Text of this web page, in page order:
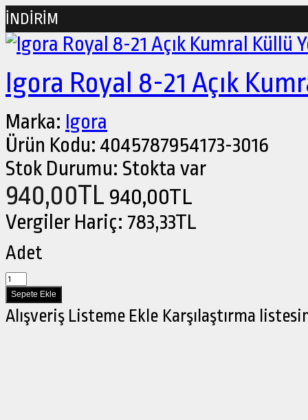
İNDİRİM
Igora Royal 8-21 Açık
Marka: Igora
Ürün Kodu: 4045787954173-3016
Stok Durumu: Stokta var
940,00TL 940,00TL
Vergiler Hariç: 783,33TL
Adet
Alışveriş Listeme Ekle Karşılaştırma